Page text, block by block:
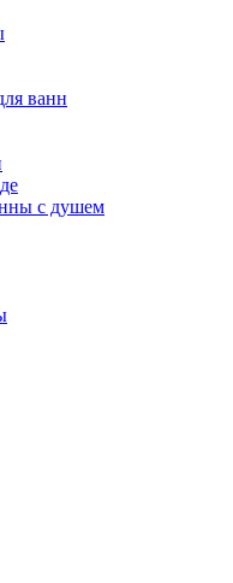
ванн
с душем